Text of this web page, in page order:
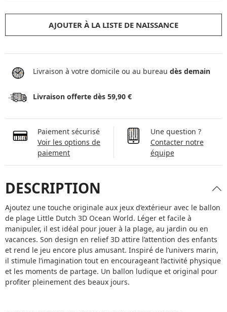
AJOUTER À LA LISTE DE NAISSANCE
Livraison à votre domicile ou au bureau dès demain
Livraison offerte dès 59,90 €
Paiement sécurisé
Voir les options de
paiement
Une question ?
Contacter notre
équipe
DESCRIPTION
Ajoutez une touche originale aux jeux d’extérieur avec le ballon
de plage Little Dutch 3D Ocean World. Léger et facile à
manipuler, il est idéal pour jouer à la plage, au jardin ou en
vacances. Son design en relief 3D attire l’attention des enfants
et rend le jeu encore plus amusant. Inspiré de l’univers marin,
il stimule l’imagination tout en encourageant l’activité physique
et les moments de partage. Un ballon ludique et original pour
profiter pleinement des beaux jours.